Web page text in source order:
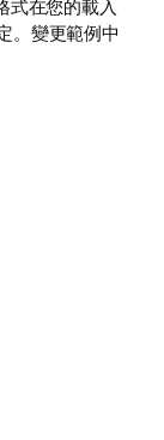
式在您的載入
。變更範例中